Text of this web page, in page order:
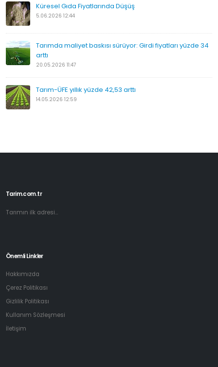
Küresel Gıda Fiyatlarında Düşüş
5.06.2026 12:44
Tarımda maliyet baskısı sürüyor: Girdi fiyatları yüzde 34
arttı
20.05.2026 11:47
Tarım-ÜFE yıllık yüzde 42,53 arttı
14.05.2026 12:59
Tarim.com.tr
Tarımın ilk adresi...
Önemli Linkler
Hakkımızda
Çerez Politikası
Gizlilik Politikası
Kullanım Sözleşmesi
İletişim